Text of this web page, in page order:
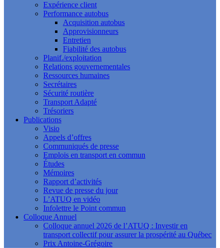
Expérience client
Performance autobus
Acquisition autobus
Approvisionneurs
Entretien
Fiabilité des autobus
Planif./exploitation
Relations gouvernementales
Ressources humaines
Secrétaires
Sécurité routière
Transport Adapté
Trésoriers
Publications
Visio
Appels d’offres
Communiqués de presse
Emplois en transport en commun
Études
Mémoires
Rapport d’activités
Revue de presse du jour
L’ATUQ en vidéo
Infolettre le Point commun
Colloque Annuel
Colloque annuel 2026 de l’ATUQ : Investir en
transport collectif pour assurer la prospérité au Québec
Prix Antoine-Grégoire